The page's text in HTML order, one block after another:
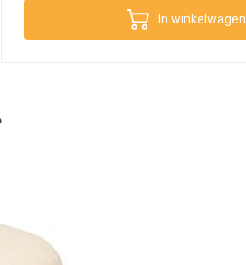
In winkelwagen